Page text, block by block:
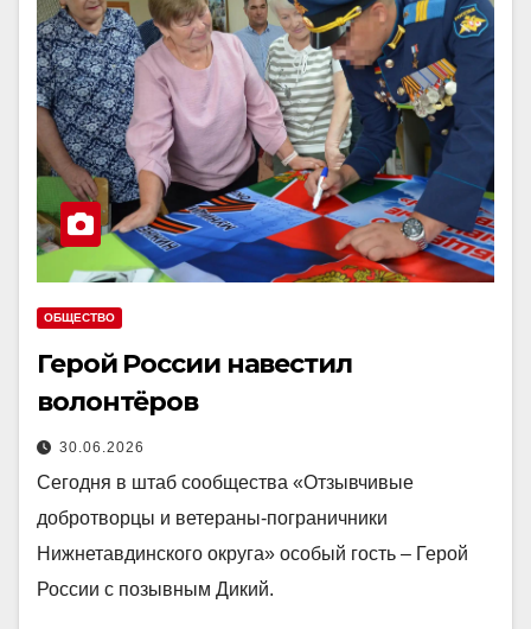
ОБЩЕСТВО
Герой России навестил
волонтёров
30.06.2026
Сегодня в штаб сообщества «Отзывчивые
добротворцы и ветераны-пограничники
Нижнетавдинского округа» особый гость – Герой
России с позывным Дикий.